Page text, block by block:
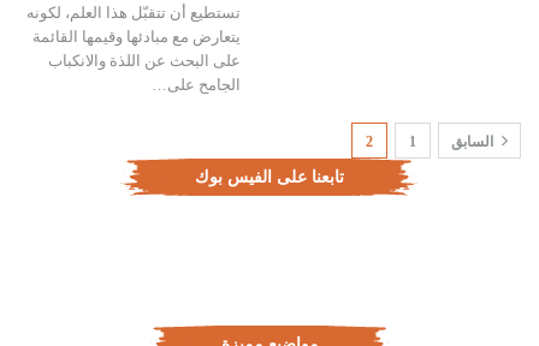
تستطيع أن تتقبّل هذا العلم، لكونه
يتعارض مع مبادئها وقيمها القائمة
على البحث عن اللذة والانكباب
الجامح على…
السابق 1
2
تابعنا على الفيس بوك